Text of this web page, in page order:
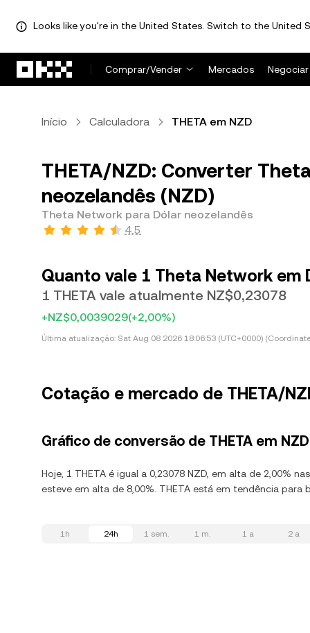
Looks like you're in the United States. Switch to the United
Comprar/Vender
Mercados Negociar
Início Calculadora THETA em NZD
THETA/NZD: Converter
neozelandês (NZD)
Theta Network para Dólar neozelandês
4,5
Quanto vale 1 Theta Network em
1 THETA vale atualmente NZ$0,23078
+NZ$0,0039029(+2,00%)
Última atualização: Sat Aug 08 2026 18:06:53 (UTC+0000)
Cotação e mercado de THETA/
Gráfico de conversão de THETA em
Hoje, 1 THETA é igual a 0,23078 NZD, em alta de 2,00%
esteve em alta de 8,00%. THETA está em tendência para
1h 24h 1 sem. 1 m. 1 a 2 a